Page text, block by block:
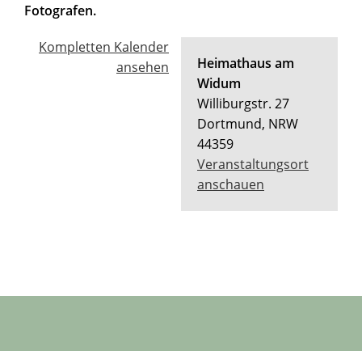
Fotografen.
Heimathaus am
Widum
Williburgstr. 27
Dortmund, NRW
44359
Veranstaltungsort
anschauen
Kompletten Kalender
ansehen